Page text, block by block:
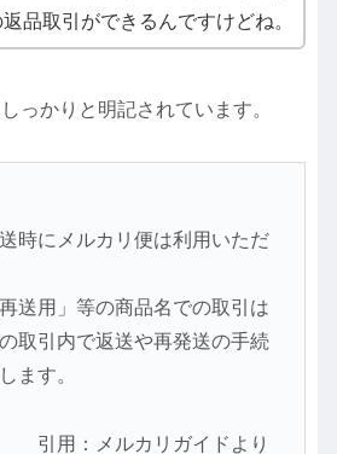
品取引ができるんですけどね。
っかりと明記されています。
時にメルカリ便は利用いただ
送用」等の商品名での取引は
取引内で返送や再発送の手続
ます。
引用：メルカリガイドより